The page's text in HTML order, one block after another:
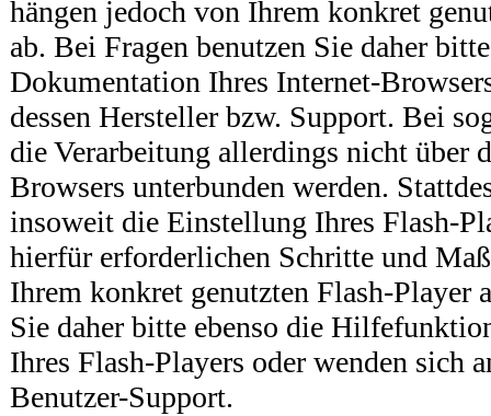
hängen jedoch von Ihrem konkret
ab. Bei Fragen benutzen Sie daher
Dokumentation Ihres Internet-
dessen Hersteller bzw. Support. Bei
die Verarbeitung allerdings nicht über
Browsers unterbunden werden.
insoweit die Einstellung Ihres Flash-
hierfür erforderlichen Schritte und
Ihrem konkret genutzten Flash-Player
Sie daher bitte ebenso die
Ihres Flash-Players oder wenden sich
Benutzer-Support.